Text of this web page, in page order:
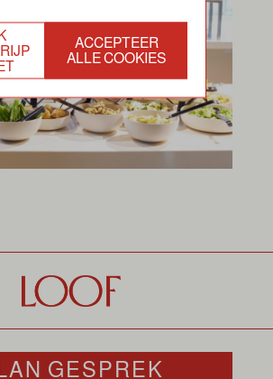
GESPREK
ACCEPTEER
ALLE COOKIES